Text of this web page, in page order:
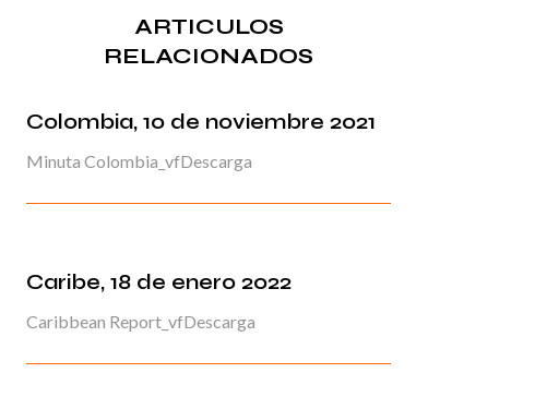
ARTICULOS
RELACIONADOS
Colombia, 10 de noviembre 2021
Minuta Colombia_vfDescarga
Caribe, 18 de enero 2022
Caribbean Report_vfDescarga